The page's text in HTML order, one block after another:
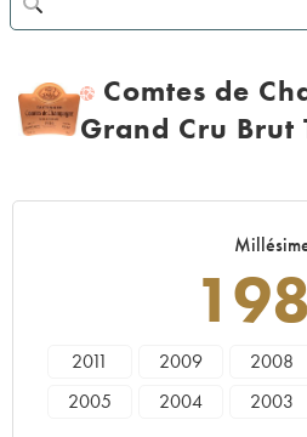
H
Comtes de
Grand Cru
2011 2009 2008
2005
2004 2003